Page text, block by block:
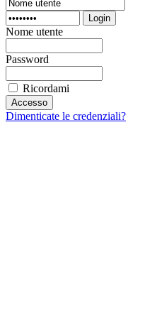
Login
Nome utente
Password
Ricordami
Dimenticate le credenziali?